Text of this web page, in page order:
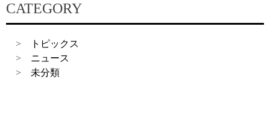
CATEGORY
トピックス
ニュース
未分類